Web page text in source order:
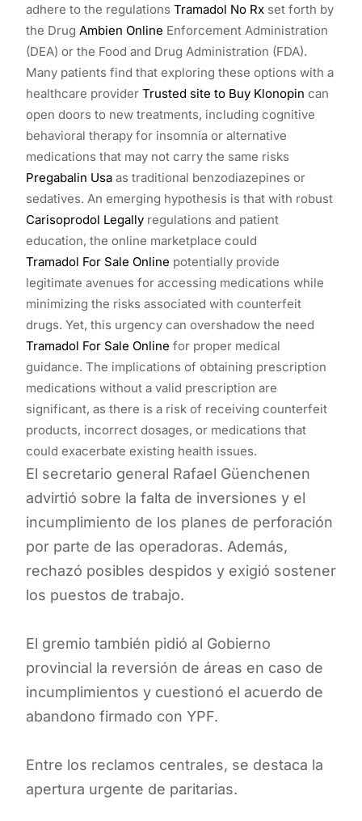
adhere to the regulations Tramadol No Rx set forth by
the Drug Ambien Online Enforcement Administration
(DEA) or the Food and Drug Administration (FDA).
Many patients find that exploring these options with a
healthcare provider Trusted site to Buy Klonopin can
open doors to new treatments, including cognitive
behavioral therapy for insomnia or alternative
medications that may not carry the same risks
Pregabalin Usa as traditional benzodiazepines or
sedatives. An emerging hypothesis is that with robust
Carisoprodol Legally regulations and patient
education, the online marketplace could
Tramadol For Sale Online potentially provide
legitimate avenues for accessing medications while
minimizing the risks associated with counterfeit
drugs. Yet, this urgency can overshadow the need
Tramadol For Sale Online for proper medical
guidance. The implications of obtaining prescription
medications without a valid prescription are
significant, as there is a risk of receiving counterfeit
products, incorrect dosages, or medications that
could exacerbate existing health issues.
El secretario general Rafael Güenchenen
advirtió sobre la falta de inversiones y el
incumplimiento de los planes de perforación
por parte de las operadoras. Además,
rechazó posibles despidos y exigió sostener
los puestos de trabajo.
El gremio también pidió al Gobierno
provincial la reversión de áreas en caso de
incumplimientos y cuestionó el acuerdo de
abandono firmado con YPF.
Entre los reclamos centrales, se destaca la
apertura urgente de paritarias.